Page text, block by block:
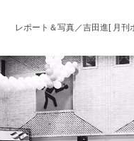
レポート＆写真／吉田進[ 月